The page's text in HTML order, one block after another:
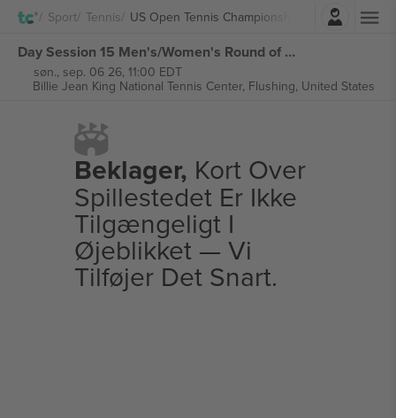
Sport Tennis US Open Tennis Championship
Log ind
Day Session 15 Men's/Women's Round of 16 Grounds Admission US Open Tennis Championship billetter
søn., sep. 06 26, 11:00 EDT
Billie Jean King National Tennis Center, Flushing, United States
Beklager, Kort Over
Spillestedet Er Ikke
Tilgængeligt I
Øjeblikket — Vi
Tilføjer Det Snart.